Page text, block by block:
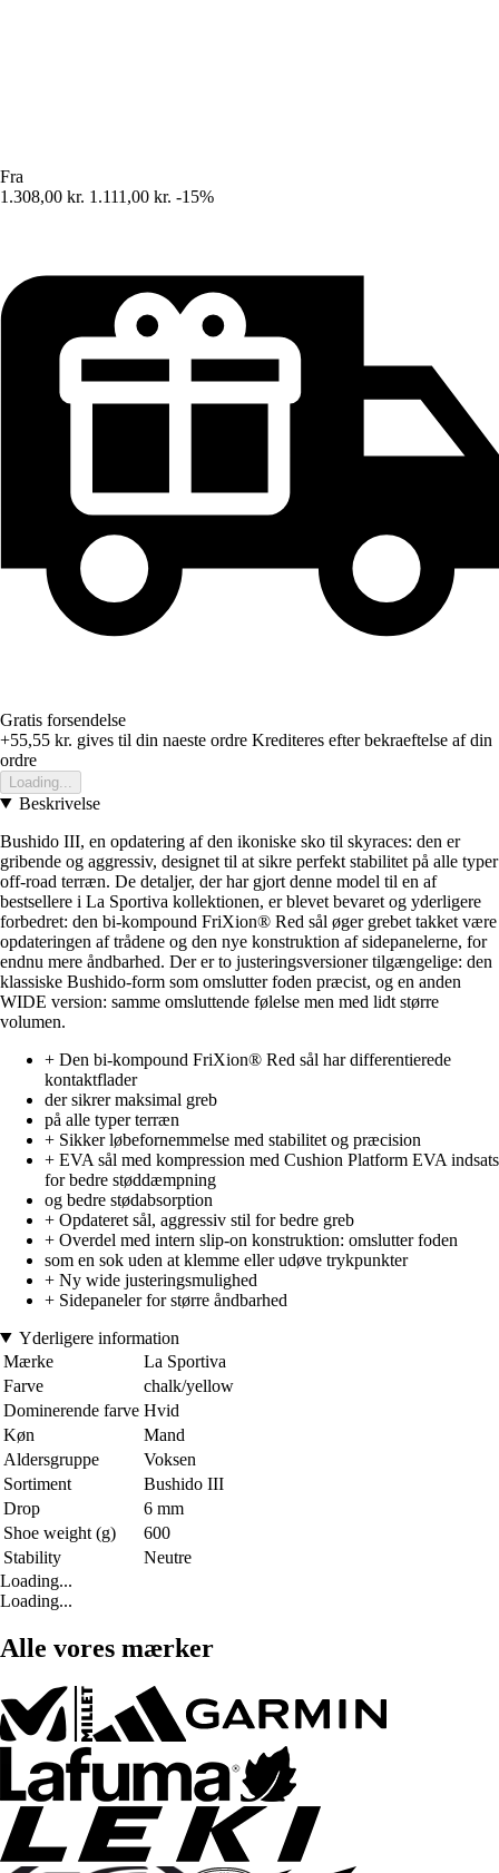
Fra
1.308,00 kr. 1.111,00 kr. -15%
Gratis forsendelse
+55,55 kr. gives til din naeste ordre Krediteres efter bekraeftelse af din
ordre
Loading...
Beskrivelse
Bushido III, en opdatering af den ikoniske sko til skyraces: den er
gribende og aggressiv, designet til at sikre perfekt stabilitet på alle typer
off-road terræn. De detaljer, der har gjort denne model til en af ​​
bestsellere i La Sportiva kollektionen, er blevet bevaret og yderligere
forbedret: den bi-kompound FriXion® Red sål øger grebet takket være
opdateringen af ​​trådene og den nye konstruktion af sidepanelerne, for
endnu mere åndbarhed. Der er to justeringsversioner tilgængelige: den
klassiske Bushido-form som omslutter foden præcist, og en anden
WIDE version: samme omsluttende følelse men med lidt større
volumen.
+ Den bi-kompound FriXion® Red sål har differentierede
kontaktflader
der sikrer maksimal greb
på alle typer terræn
+ Sikker løbefornemmelse med stabilitet og præcision
+ EVA sål med kompression med Cushion Platform EVA indsats
for bedre støddæmpning
og bedre stødabsorption
+ Opdateret sål, aggressiv stil for bedre greb
+ Overdel med intern slip-on konstruktion: omslutter foden
som en sok uden at klemme eller udøve trykpunkter
+ Ny wide justeringsmulighed
+ Sidepaneler for større åndbarhed
Yderligere information
Mærke
La Sportiva
Farve
chalk/yellow
Dominerende farve Hvid
Køn
Mand
Aldersgruppe
Voksen
Sortiment
Bushido III
Drop
6 mm
Shoe weight (g)
600
Stability
Neutre
Loading...
Loading...
Alle vores mærker